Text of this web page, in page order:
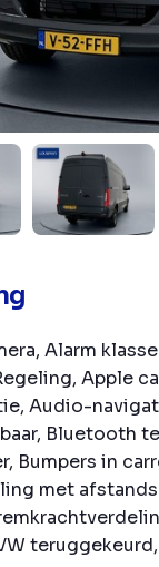
Alarm
Apple
Audio-
Bluetooth
Bumpers in
met